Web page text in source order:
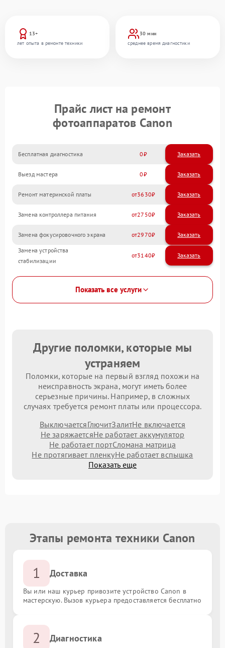
13+
лет опыта в ремонте техники
30 мин
среднее время диагностики
Прайс лист на ремонт
фотоаппаратов Canon
Бесплатная диагностика 0 Заказать
Выезд мастера 0 Заказать
Ремонт материнской платы 3630
Замена контроллера питания 2750
Замена фокусировочного экрана 2970
Замена устройства
стабилизации
3140
Показать все услуги
Другие поломки, которые мы
устраняем
Поломки, которые на первый взгляд похожи на
неисправность экрана, могут иметь более
серьезные причины. Например, в сложных
случаях требуется ремонт платы или процессора.
ВыключаетсяГлючитЗалитНе включается
Не заряжаетсяНе работает аккумулятор
Не работает портСломана матрица
Не протягивает пленкуНе работает вспышка
Показать еще
Этапы ремонта техники Canon
1 Доставка
Вы или наш курьер привозите устройство Canon в
мастерскую. Вызов курьера предоставляется бесплатно
2 Диагностика